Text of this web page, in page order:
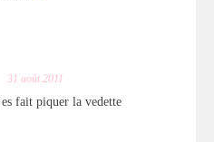
31 août 2011
fait piquer la vedette